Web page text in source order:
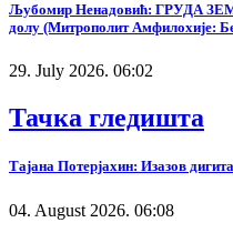
Љубомир Ненадовић: ГРУДА
долу (Митрополит Амфилохије:
29. July 2026. 06:02
Тачка гледишта
Тајана Потерјахин: Изазов
04. August 2026. 06:08